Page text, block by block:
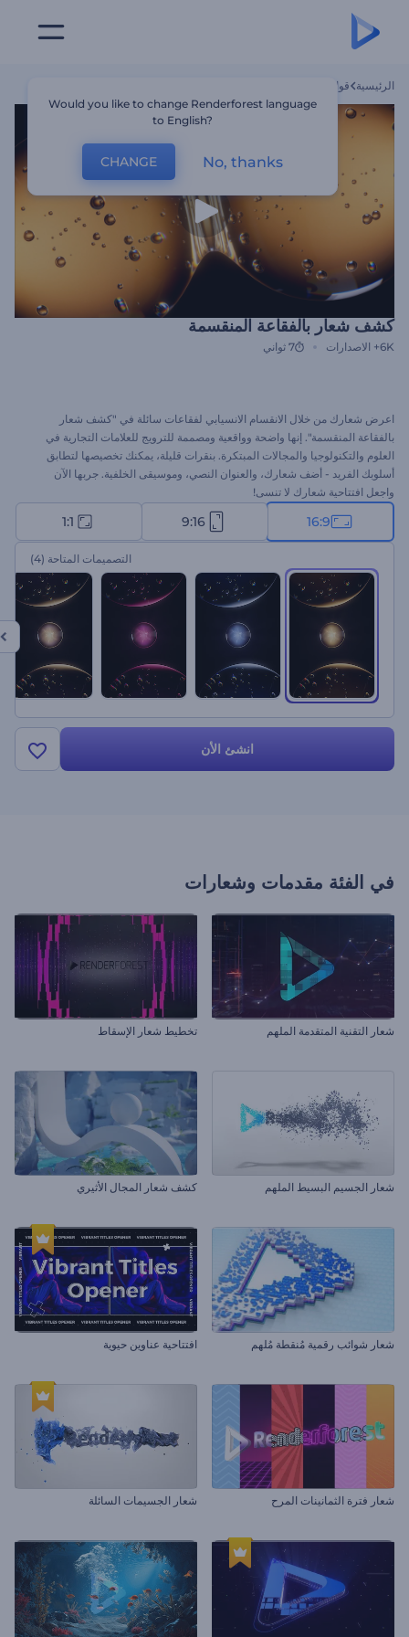
الرئيسية قوالب
كشف شعار بالفقاعة المنقسمة
6K+ الاصدارات 7 ثواني
اعرض شعارك من خلال الانقسام الانسيابي لفقاعات سائلة في "كشف شعار
بالفقاعة المنقسمة". إنها واضحة وواقعية ومصممة للترويج للعلامات التجارية في
العلوم والتكنولوجيا والمجالات المبتكرة. بنقرات قليلة، يمكنك تخصيصها لتطابق
أسلوبك الفريد - أضف شعارك، والعنوان النصي، وموسيقى الخلفية. جربها الآن
واجعل افتتاحية شعارك لا تنسى!
16:9
9:16
1:1
التصميمات المتاحة (4)
انشئ الأن
في الفئة مقدمات وشعارات
شعار التقنية المتقدمة الملهم تخطيط شعار الإسقاط
شعار الجسيم البسيط الملهم كشف شعار المجال الأثيري
شعار شوائب رقمية مُنقطة مُلهم افتتاحية عناوين حيوية
شعار فترة الثمانينات المرح شعار الجسيمات السائلة
Would you like to change Renderforest language
to English?
CHANGE No, thanks